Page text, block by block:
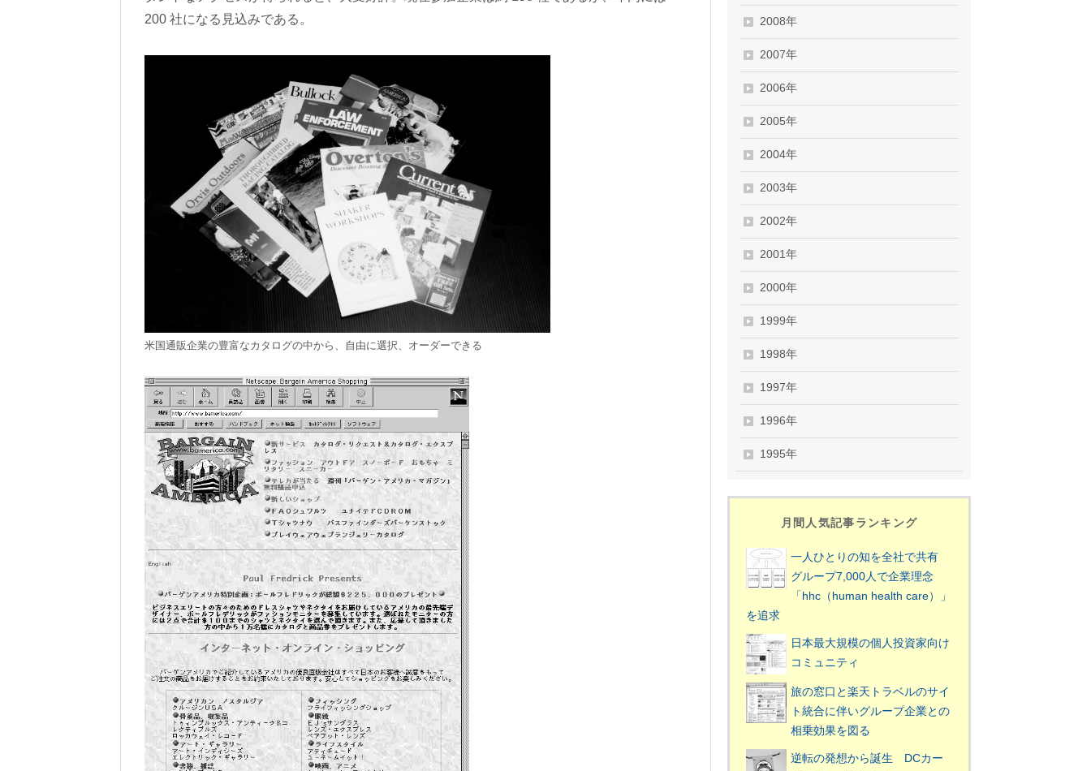
200 社になる見込みである。
米国通販企業の豊富なカタログの中から、自由に選択、オーダーできる
2008年
2007年
2006年
2005年
2004年
2003年
2002年
2001年
2000年
1999年
1998年
1997年
1996年
1995年
月間人気記事ランキング
一人ひとりの知を全社で共有
グループ7,000人で企業理念
「hhc（human health care）」
を追求
日本最大規模の個人投資家向け
コミュニティ
旅の窓口と楽天トラベルのサイ
ト統合に伴いグループ企業との
相乗効果を図る
逆転の発想から誕生 DCカー